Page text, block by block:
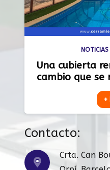
NOTICIAS
Una cubierta
cambio que se
+
Contacto:
Crta. Can